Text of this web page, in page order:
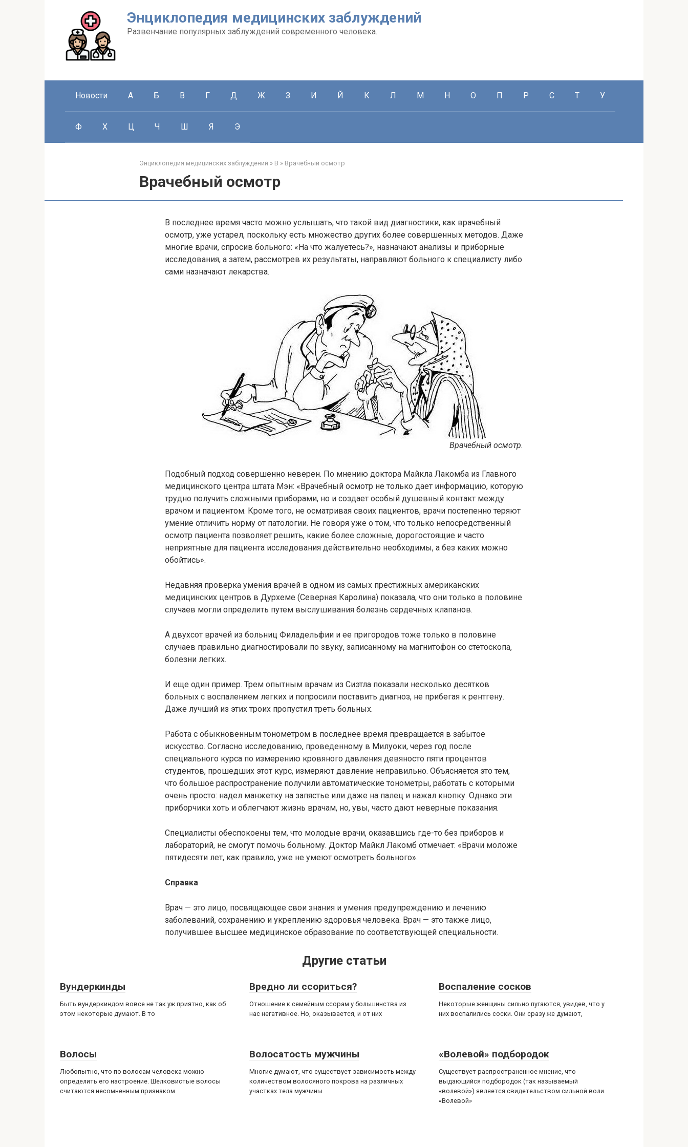
Энциклопедия медицинских заблуждений
Развенчание популярных заблуждений современного человека.
Новости А Б В Г Д Ж З И Й К Л М Н О П Р С Т У
Ф Х Ц Ч Ш Я Э
Энциклопедия медицинских заблуждений » В » Врачебный осмотр
Врачебный осмотр
В последнее время часто можно услышать, что такой вид диагностики, как врачебный
осмотр, уже устарел, поскольку есть множество других более совершенных методов. Даже
многие врачи, спросив больного: «На что жалуетесь?», назначают анализы и приборные
исследования, а затем, рассмотрев их результаты, направляют больного к специалисту либо
сами назначают лекарства.
Врачебный осмотр.
Подобный подход совершенно неверен. По мнению доктора Майкла Лакомба из Главного
медицинского центра штата Мэн: «Врачебный осмотр не только дает информацию, которую
трудно получить сложными приборами, но и создает особый душевный контакт между
врачом и пациентом. Кроме того, не осматривая своих пациентов, врачи постепенно теряют
умение отличить норму от патологии. Не говоря уже о том, что только непосредственный
осмотр пациента позволяет решить, какие более сложные, дорогостоящие и часто
неприятные для пациента исследования действительно необходимы, а без каких можно
обойтись».
Недавняя проверка умения врачей в одном из самых престижных американских
медицинских центров в Дурхеме (Северная Каролина) показала, что они только в половине
случаев могли определить путем выслушивания болезнь сердечных клапанов.
А двухсот врачей из больниц Филадельфии и ее пригородов тоже только в половине
случаев правильно диагностировали по звуку, записанному на магнитофон со стетоскопа,
болезни легких.
И еще один пример. Трем опытным врачам из Сиэтла показали несколько десятков
больных с воспалением легких и попросили поставить диагноз, не прибегая к рентгену.
Даже лучший из этих троих пропустил треть больных.
Работа с обыкновенным тонометром в последнее время превращается в забытое
искусство. Согласно исследованию, проведенному в Милуоки, через год после
специального курса по измерению кровяного давления девяносто пяти процентов
студентов, прошедших этот курс, измеряют давление неправильно. Объясняется это тем,
что большое распространение получили автоматические тонометры, работать с которыми
очень просто: надел манжетку на запястье или даже на палец и нажал кнопку. Однако эти
приборчики хоть и облегчают жизнь врачам, но, увы, часто дают неверные показания.
Специалисты обеспокоены тем, что молодые врачи, оказавшись где-то без приборов и
лабораторий, не смогут помочь больному. Доктор Майкл Лакомб отмечает: «Врачи моложе
пятидесяти лет, как правило, уже не умеют осмотреть больного».
Справка
Врач — это лицо, посвящающее свои знания и умения предупреждению и лечению
заболеваний, сохранению и укреплению здоровья человека. Врач — это также лицо,
получившее высшее медицинское образование по соответствующей специальности.
Другие статьи
Вундеркинды
Быть вундеркиндом вовсе не так уж приятно, как об
этом некоторые думают. В то
Вредно ли ссориться?
Отношение к семейным ссорам у большинства из
нас негативное. Но, оказывается, и от них
Воспаление сосков
Некоторые женщины сильно пугаются, увидев, что у
них воспалились соски. Они сразу же думают,
Волосы
Любопытно, что по волосам человека можно
определить его настроение. Шелковистые волосы
считаются несомненным признаком
Волосатость мужчины
Многие думают, что существует зависимость между
количеством волосяного покрова на различных
участках тела мужчины
«Волевой» подбородок
Существует распространенное мнение, что
выдающийся подбородок (так называемый
«волевой») является свидетельством сильной воли.
«Волевой»